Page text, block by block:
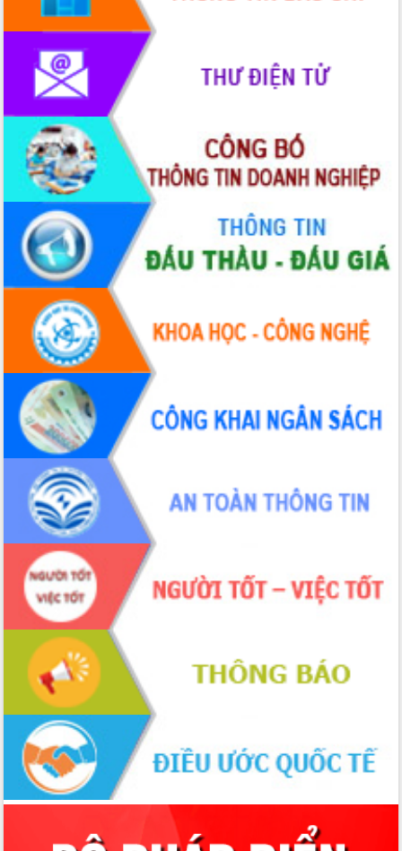
Xây dựng nền hành chính số đồng
hành cùng nông dân dân, doanh nghiệp
Giai đoạn 2026-2030, Đắk Lắk phấn
đấu có 77% xã đạt chuẩn nông thôn
Chuyển đổi số 'mở đường' cho nông
nghiệp Đắk Lắk tăng trưởng bứt phá
Triển khai đồng bộ đo đạc, lập hồ sơ
địa chính, hoàn thiện cơ sở dữ liệu đất
đai
Ứng dụng sinh trắc học - Bước tiến
trong hành trình chuyển đổi số tại Đắk
Lắk
Đắk Lắk nâng cao hiệu quả công tác
Đảng từ Sổ tay đảng viên điện tử
Đắk Lắk đẩy mạnh nuôi biển công
nghệ, hướng tới phát triển thủy sản
bền vững
Tập huấn nâng cao năng lực triển khai
chuyển đổi số cho cán bộ, công chức
cấp xã
Đắk Lắk phát động hưởng ứng Ngày
Quyền của người tiêu dùng Việt Nam
2026
Đẩy mạnh cải cách hành chính, quyết
tâm đạt được mục tiêu tăng trưởng
hai con số trong năm 2026
Tổ chức trang trọng Lễ hội Đền thờ
Lương Văn Chánh năm 2026
Phó Bí thư Tỉnh ủy Đắk Lắk Đỗ Hữu
Huy giữ chức Bí thư Đảng ủy Ủy Ban
Nhân dân tỉnh
Bệnh án điện tử thúc đẩy chuyển đổi
số y tế tại Đắk Lắk
Chuyển đổi số thư viện: Mở rộng
không gian tri thức trong thời đại số
Đánh giá, rút kinh nghiệm công tác tổ
chức diễn tập trước ngày bầu cử
Chương trình “Gặp gỡ hữu nghị –
Friendship Meeting New Year 2026”
Bầu cử Quốc hội và HĐND: Cử tri Đắk
Lắk gửi gắm niềm tin, kỳ vọng vào lá